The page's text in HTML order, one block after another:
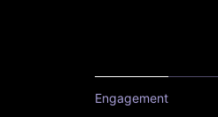
tabac. Les propos tenus
veuillez consulter votre